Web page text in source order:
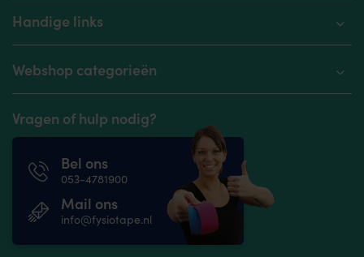
Handige links
Webshop categorieën
Vragen of hulp nodig?
Bel ons
053-4781900
Mail ons
info@fysiotape.nl